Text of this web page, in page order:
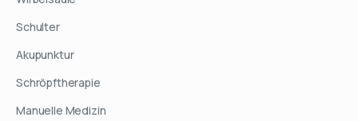
Schulter
Akupunktur
Schröpftherapie
Manuelle Medizin